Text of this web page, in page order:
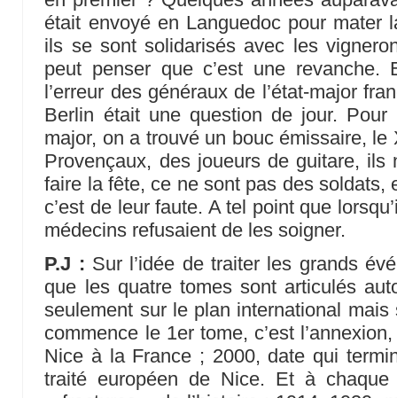
était envoyé en Languedoc pour mater
ils se sont solidarisés avec les
peut penser que c’est une
l’erreur des généraux de l’état-major
Berlin était une question de jour. Pour
major, on a trouvé un bouc émissaire,
Provençaux, des joueurs de guitare, ils
faire la fête, ce ne sont pas des soldats,
c’est de leur faute. A tel point que
médecins refusaient de les soigner.
P.J : Sur l’idée de traiter les grands
que les quatre tomes sont articulés
seulement sur le plan international
commence le 1er tome, c’est
Nice à la France ; 2000, date qui
traité européen de Nice. Et à